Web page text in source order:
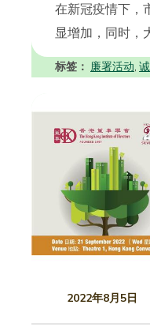
在新冠疫情下，
显增加，同时，
标签： 廉署活动,
2022年8月5日